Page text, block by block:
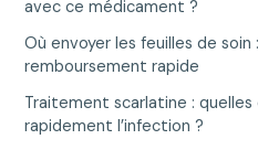
avec ce médicament ?
Où envoyer les feuilles de
remboursement rapide
Traitement scarlatine :
rapidement l’infection ?